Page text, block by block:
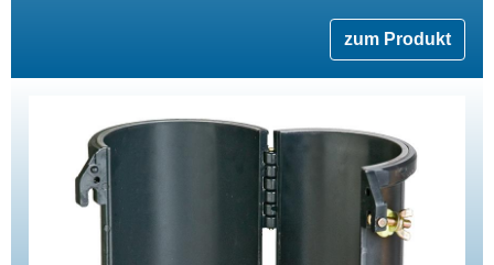
zum Produkt